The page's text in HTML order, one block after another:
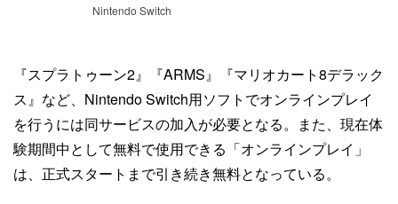
Nintendo Switch
『スプラトゥーン2』『ARMS』『マリオカート8デラック
ス』など、Nintendo Switch用ソフトでオンラインプレイ
を行うには同サービスの加入が必要となる。また、現在体
験期間中として無料で使用できる「オンラインプレイ」
は、正式スタートまで引き続き無料となっている。